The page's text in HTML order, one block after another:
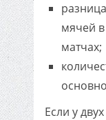
мячей
матчах;
Если у